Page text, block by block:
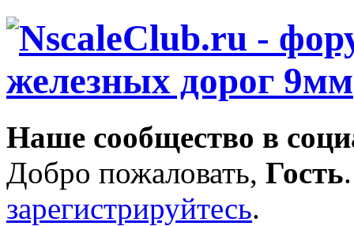
Наше сообщество в
Добро пожаловать, Гость
зарегистрируйтесь.